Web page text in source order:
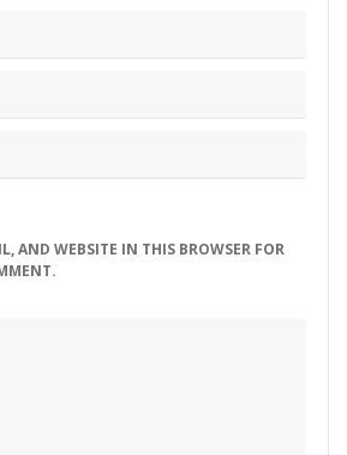
AND WEBSITE IN THIS BROWSER FOR